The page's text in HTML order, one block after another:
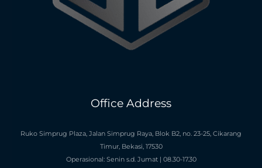
Office Address
Ruko Simprug Plaza, Jalan Simprug Raya, Blok B2, no. 23-25, Cikarang
Timur, Bekasi, 17530
Operasional: Senin s.d. Jumat | 08.30-17.30